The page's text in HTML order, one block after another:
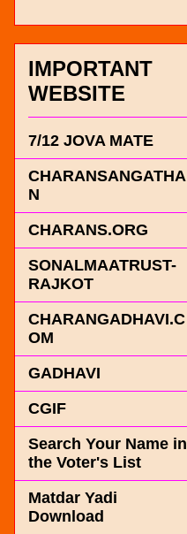
IMPORTANT
WEBSITE
7/12 JOVA MATE
CHARANSANGATHA
N
CHARANS.ORG
SONALMAATRUST-
RAJKOT
CHARANGADHAVI.C
OM
GADHAVI
CGIF
Search Your Name in
the Voter's List
Matdar Yadi
Download